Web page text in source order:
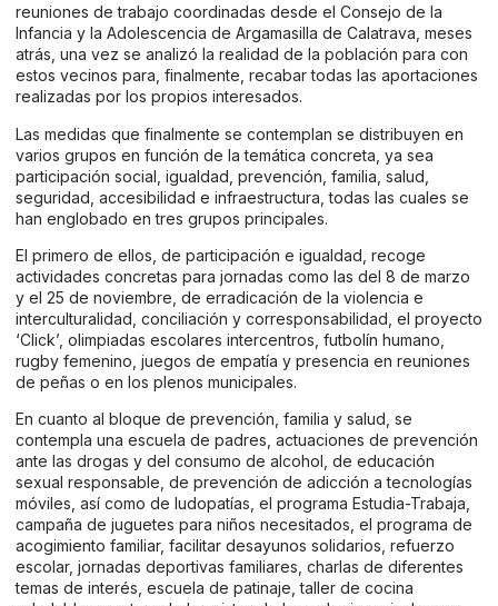
reuniones de trabajo coordinadas desde el Consejo de la
Infancia y la Adolescencia de Argamasilla de Calatrava, meses
atrás, una vez se analizó la realidad de la población para con
estos vecinos para, finalmente, recabar todas las aportaciones
realizadas por los propios interesados.
Las medidas que finalmente se contemplan se distribuyen en
varios grupos en función de la temática concreta, ya sea
participación social, igualdad, prevención, familia, salud,
seguridad, accesibilidad e infraestructura, todas las cuales se
han englobado en tres grupos principales.
El primero de ellos, de participación e igualdad, recoge
actividades concretas para jornadas como las del 8 de marzo
y el 25 de noviembre, de erradicación de la violencia e
interculturalidad, conciliación y corresponsabilidad, el proyecto
‘Click’, olimpiadas escolares intercentros, futbolín humano,
rugby femenino, juegos de empatía y presencia en reuniones
de peñas o en los plenos municipales.
En cuanto al bloque de prevención, familia y salud, se
contempla una escuela de padres, actuaciones de prevención
ante las drogas y del consumo de alcohol, de educación
sexual responsable, de prevención de adicción a tecnologías
móviles, así como de ludopatías, el programa Estudia-Trabaja,
campaña de juguetes para niños necesitados, el programa de
acogimiento familiar, facilitar desayunos solidarios, refuerzo
escolar, jornadas deportivas familiares, charlas de diferentes
temas de interés, escuela de patinaje, taller de cocina